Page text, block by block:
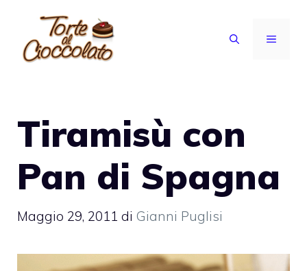
contenuto
MENU
Tiramisù con
Pan di Spagna
Maggio 29, 2011 di Gianni Puglisi